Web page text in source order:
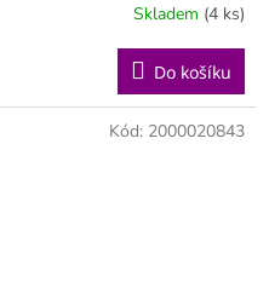
Skladem (4 ks)
Do košíku
Kód: 2000020843